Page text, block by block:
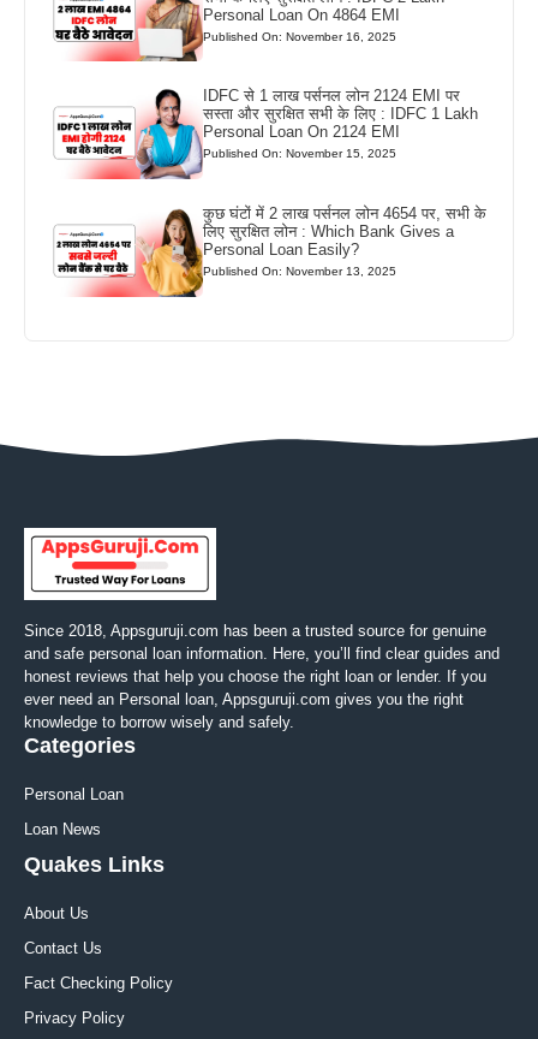
Personal Loan On 4864 EMI
Published On: November 16, 2025
IDFC से 1 लाख पर्सनल लोन 2124 EMI पर
सस्ता और सुरक्षित सभी के लिए : IDFC 1 Lakh
Personal Loan On 2124 EMI
Published On: November 15, 2025
कुछ घंटों में 2 लाख पर्सनल लोन 4654 पर, सभी के
लिए सुरक्षित लोन : Which Bank Gives a
Personal Loan Easily?
Published On: November 13, 2025
Since 2018, Appsguruji.com has been a trusted source for genuine
and safe personal loan information. Here, you’ll find clear guides and
honest reviews that help you choose the right loan or lender. If you
ever need an Personal loan, Appsguruji.com gives you the right
knowledge to borrow wisely and safely.
Categories
Personal Loan
Loan News
Quakes Links
About Us
Contact Us
Fact Checking Policy
Privacy Policy